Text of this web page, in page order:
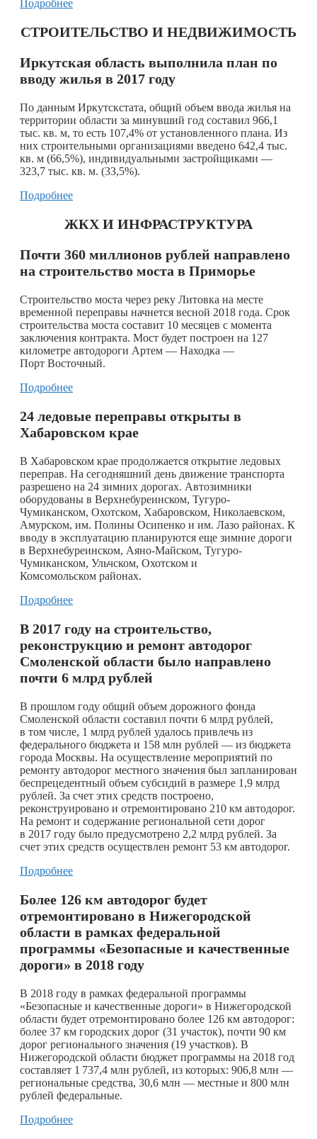
Подробнее
СТРОИТЕЛЬСТВО И НЕДВИЖИМОСТЬ
Иркутская область выполнила план по
вводу жилья в 2017 году
По данным Иркутскстата, общий объем ввода жилья на
территории области за минувший год составил 966,1
тыс. кв. м, то есть 107,4% от установленного плана. Из
них строительными организациями введено 642,4 тыс.
кв. м (66,5%), индивидуальными застройщиками —
323,7 тыс. кв. м. (33,5%).
Подробнее
ЖКХ И ИНФРАСТРУКТУРА
Почти 360 миллионов рублей направлено
на строительство моста в Приморье
Строительство моста через реку Литовка на месте
временной переправы начнется весной 2018 года. Срок
строительства моста составит 10 месяцев с момента
заключения контракта. Мост будет построен на 127
километре автодороги Артем — Находка —
Порт Восточный.
Подробнее
24 ледовые переправы открыты в
Хабаровском крае
В Хабаровском крае продолжается открытие ледовых
переправ. На сегодняшний день движение транспорта
разрешено на 24 зимних дорогах. Автозимники
оборудованы в Верхнебуреинском, Тугуро-
Чумиканском, Охотском, Хабаровском, Николаевском,
Амурском, им. Полины Осипенко и им. Лазо районах. К
вводу в эксплуатацию планируются еще зимние дороги
в Верхнебуреинском, Аяно-Майском, Тугуро-
Чумиканском, Ульчском, Охотском и
Комсомольском районах.
Подробнее
В 2017 году на строительство,
реконструкцию и ремонт автодорог
Смоленской области было направлено
почти 6 млрд рублей
В прошлом году общий объем дорожного фонда
Смоленской области составил почти 6 млрд рублей,
в том числе, 1 млрд рублей удалось привлечь из
федерального бюджета и 158 млн рублей — из бюджета
города Москвы. На осуществление мероприятий по
ремонту автодорог местного значения был запланирован
беспрецедентный объем субсидий в размере 1,9 млрд
рублей. За счет этих средств построено,
реконструировано и отремонтировано 210 км автодорог.
На ремонт и содержание региональной сети дорог
в 2017 году было предусмотрено 2,2 млрд рублей. За
счет этих средств осуществлен ремонт 53 км автодорог.
Подробнее
Более 126 км автодорог будет
отремонтировано в Нижегородской
области в рамках федеральной
программы «Безопасные и качественные
дороги» в 2018 году
В 2018 году в рамках федеральной программы
«Безопасные и качественные дороги» в Нижегородской
области будет отремонтировано более 126 км автодорог:
более 37 км городских дорог (31 участок), почти 90 км
дорог регионального значения (19 участков). В
Нижегородской области бюджет программы на 2018 год
составляет 1 737,4 млн рублей, из которых: 906,8 млн —
региональные средства, 30,6 млн — местные и 800 млн
рублей федеральные.
Подробнее